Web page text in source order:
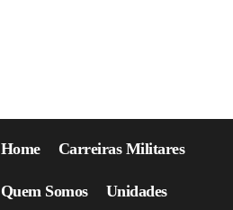
Home Carreiras Militares
Quem Somos Unidades